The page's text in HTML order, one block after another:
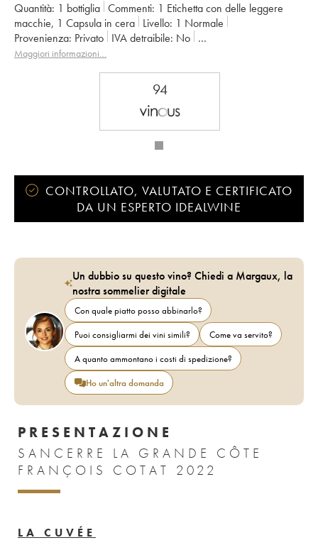
Quantità: 1 bottiglia Commenti: 1 Etichetta con delle leggere
macchie, 1 Capsula in cera Livello: 1 Normale
Provenienza:
privato IVA detraibile:
no
Regione:
Valle della Loira
Maggiori informazioni…
94
CONTROLLATO, VALUTATO E CERTIFICATO
DA UN ESPERTO IDEALWINE
Un dubbio su questo vino? Chiedi a Margaux, la
nostra sommelier digitale
Con quale piatto posso abbinarlo?
Puoi consigliarmi dei vini simili?
Come va servito?
A quanto ammontano i costi di spedizione?
Ho un'altra domanda
PRESENTAZIONE
SANCERRE LA GRANDE CÔTE
FRANÇOIS COTAT 2022
LA CUVÉE